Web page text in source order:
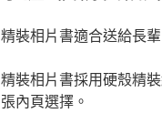
精裝相片書適合送給長
精裝相片書採用硬殼精
張內頁選擇。